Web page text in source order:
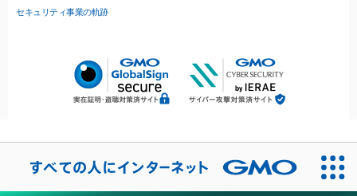
セキュリティ事業の軌跡